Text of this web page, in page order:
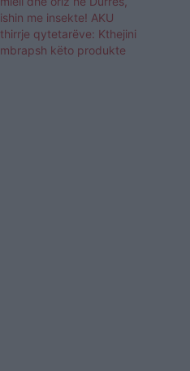
ishin me insekte! AKU
thirrje qytetarëve: Kthejini
mbrapsh këto produkte